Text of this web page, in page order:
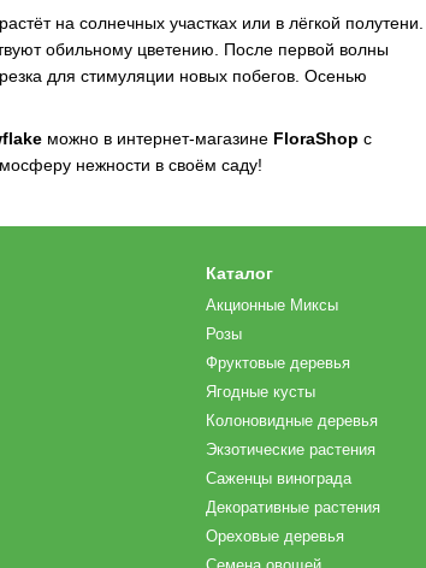
на солнечных участках или в лёгкой полутени.
обильному цветению. После первой волны
для стимуляции новых побегов. Осенью
можно в интернет-магазине FloraShop с
нежности в своём саду!
Каталог
Акционные Миксы
Розы
Фруктовые деревья
Ягодные кусты
Колоновидные деревья
Экзотические растения
Саженцы винограда
Декоративные растения
Ореховые деревья